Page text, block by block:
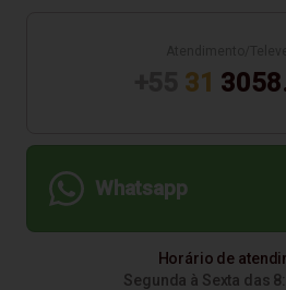
31
Whatsapp
Horário de
Segunda à Sexta das